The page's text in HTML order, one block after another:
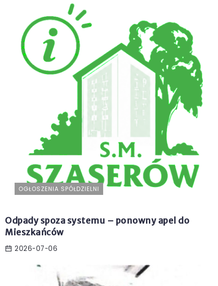
OGŁOSZENIA SPÓŁDZIELNI
Odpady spoza systemu – ponowny apel do
Mieszkańców
2026-07-06